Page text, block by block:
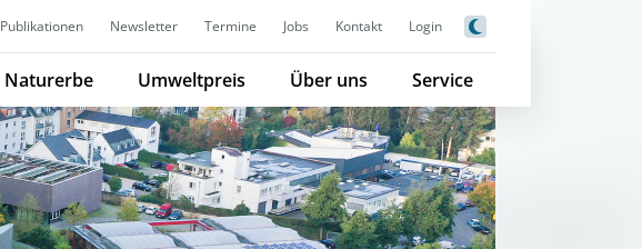
Publikationen Newsletter Termine Jobs Kontakt Login
Naturerbe Umweltpreis Über uns Service